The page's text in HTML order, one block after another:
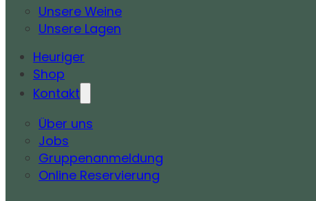
Unsere Weine
Unsere Lagen
Heuriger
Shop
Kontakt
Über uns
Jobs
Gruppenanmeldung
Online Reservierung